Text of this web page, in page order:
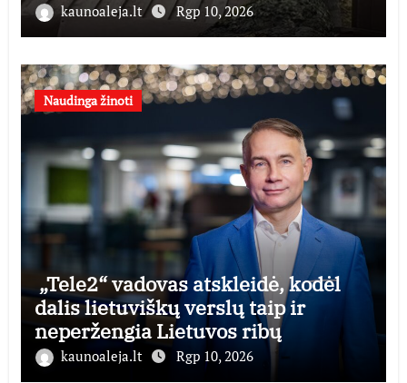
kaunoaleja.lt Rgp 10, 2026
Naudinga žinoti
„Tele2“ vadovas atskleidė, kodėl
dalis lietuviškų verslų taip ir
neperžengia Lietuvos ribų
kaunoaleja.lt Rgp 10, 2026